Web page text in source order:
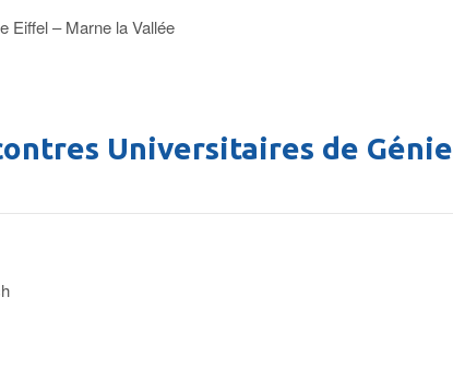
Eiffel – Marne la Vallée
Universitaires de Génie